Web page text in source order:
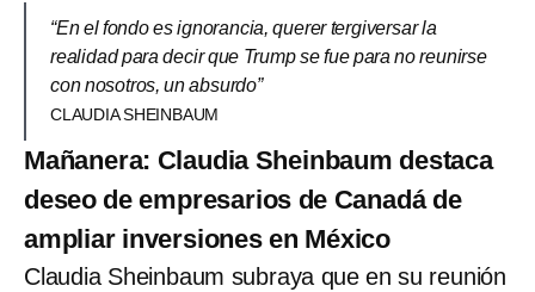
“En el fondo es ignorancia, querer tergiversar la
realidad para decir que Trump se fue para no reunirse
con nosotros, un absurdo”
CLAUDIA SHEINBAUM
Mañanera: Claudia Sheinbaum destaca
deseo de empresarios de Canadá de
ampliar inversiones en México
Claudia Sheinbaum subraya que en su reunión